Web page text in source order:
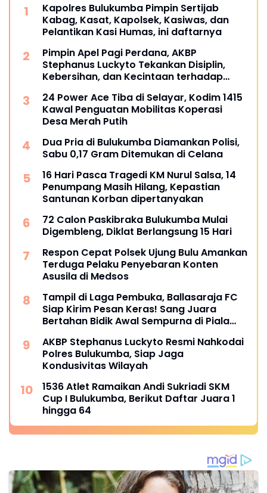
Kapolres Bulukumba Pimpin Sertijab
Kabag, Kasat, Kapolsek, Kasiwas, dan
Pelantikan Kasi Humas, ini daftarnya
Pimpin Apel Pagi Perdana, AKBP
Stephanus Luckyto Tekankan Disiplin,
Kebersihan, dan Kecintaan terhadap
24 Power Ace Tiba di Selayar, Kodim 1415
Kawal Penguatan Mobilitas Koperasi
Desa Merah Putih
Dua Pria di Bulukumba Diamankan Polisi,
Sabu 0,17 Gram Ditemukan di Celana
16 Hari Pasca Tragedi KM Nurul Salsa, 14
Penumpang Masih Hilang, Kepastian
Santunan Korban dipertanyakan
72 Calon Paskibraka Bulukumba Mulai
Digembleng, Diklat Berlangsung 15 Hari
Respon Cepat Polsek Ujung Bulu Amankan
Terduga Pelaku Penyebaran Konten
Asusila di Medsos
Tampil di Laga Pembuka, Ballasaraja FC
Siap Kirim Pesan Keras! Sang Juara
Bertahan Bidik Awal Sempurna di Piala
AKBP Stephanus Luckyto Resmi Nahkodai
Polres Bulukumba, Siap Jaga
Kondusivitas Wilayah
1536 Atlet Ramaikan Andi Sukriadi SKM
Cup I Bulukumba, Berikut Daftar Juara 1
hingga 64